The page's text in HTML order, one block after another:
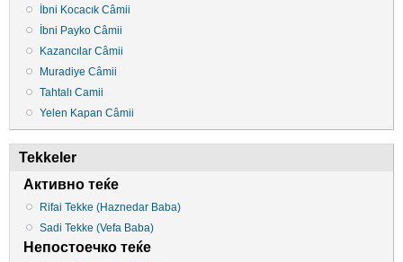
İbni Kocacık Câmii
İbni Payko Câmii
Kazancılar Câmii
Muradiye Câmii
Tahtalı Camii
Yelen Kapan Câmii
Tekkeler
Активно теќе
Rifai Tekke (Haznedar Baba)
Sadi Tekke (Vefa Baba)
Непостоечко теќе